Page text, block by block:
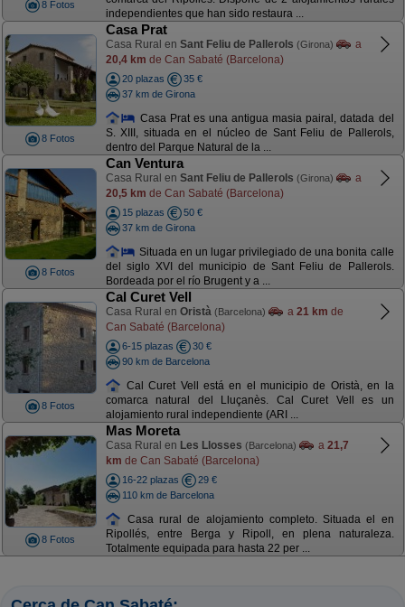
8 Fotos
independientes que han sido restaura ...
8 Fotos
Casa Prat
Casa Rural en Sant Feliu de Pallerols (Girona)
a
20,4 km de Can Sabaté (Barcelona)
20 plazas
35 €
37 km de Girona
Casa Prat es una antigua masia pairal, datada del
S. XIII, situada en el núcleo de Sant Feliu de Pallerols,
dentro del Parque Natural de la ...
8 Fotos
Can Ventura
Casa Rural en Sant Feliu de Pallerols (Girona)
a
20,5 km de Can Sabaté (Barcelona)
15 plazas
50 €
37 km de Girona
Situada en un lugar privilegiado de una bonita calle
del siglo XVI del municipio de Sant Feliu de Pallerols.
Bordeada por el río Brugent y a ...
8 Fotos
Cal Curet Vell
Casa Rural en Oristà (Barcelona) a 21 km de
Can Sabaté (Barcelona)
6-15 plazas
30 €
90 km de Barcelona
Cal Curet Vell está en el municipio de Oristà, en la
comarca natural del Lluçanès. Cal Curet Vell es un
alojamiento rural independiente (ARI ...
8 Fotos
Mas Moreta
Casa Rural en Les Llosses (Barcelona) a 21,7
km de Can Sabaté (Barcelona)
16-22 plazas
29 €
110 km de Barcelona
Casa rural de alojamiento completo. Situada el en
Ripollés, entre Berga y Ripoll, en plena naturaleza.
Totalmente equipada para hasta 22 per ...